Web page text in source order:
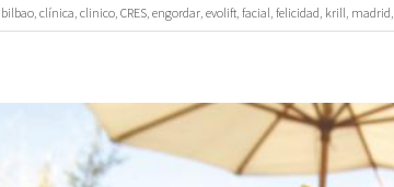
bilbao, clínica, clinico, CRES, engordar, evolift, facial, felicidad, krill, madrid,